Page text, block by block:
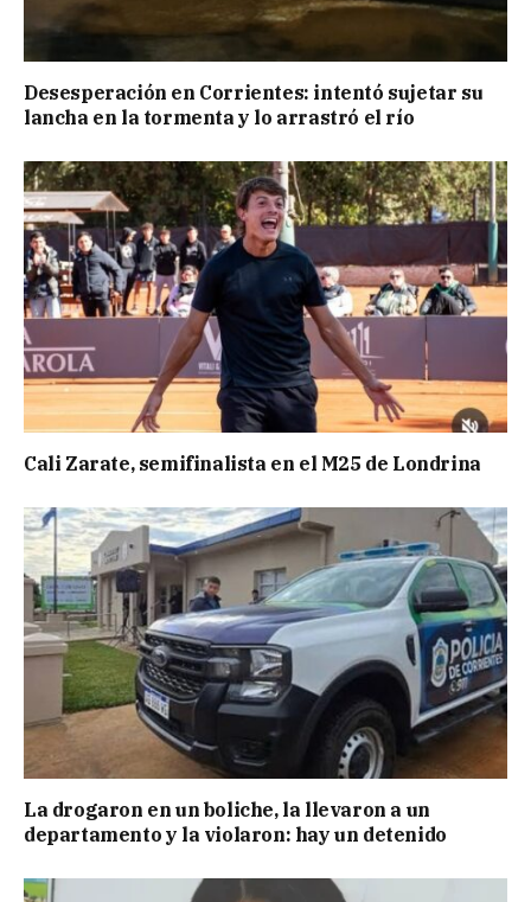
Desesperación en Corrientes: intentó sujetar su
lancha en la tormenta y lo arrastró el río
Cali Zarate, semifinalista en el M25 de Londrina
La drogaron en un boliche, la llevaron a un
departamento y la violaron: hay un detenido